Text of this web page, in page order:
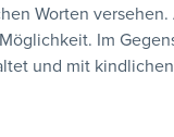
Worten
Im
und mit